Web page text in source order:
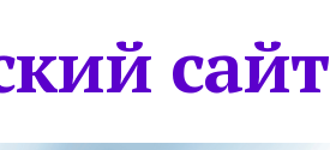
сайт